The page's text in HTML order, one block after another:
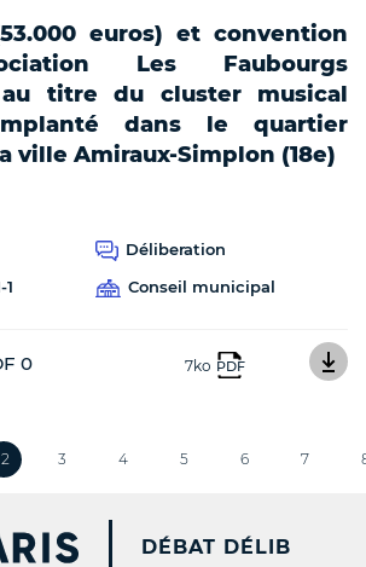
euros) et convention
Les Faubourgs
au titre du cluster musical
dans le quartier
ville Amiraux-Simplon (18e)
Déliberation
1
Conseil municipal
0 7ko PDF
2 3 4 5 6 7
PARIS.FR [NEW
DÉBAT DÉLIB